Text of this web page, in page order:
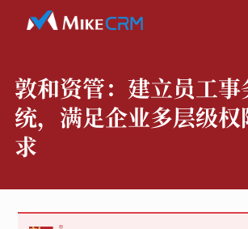
敦和资管： 建立员工
统，满足企业多层级
求